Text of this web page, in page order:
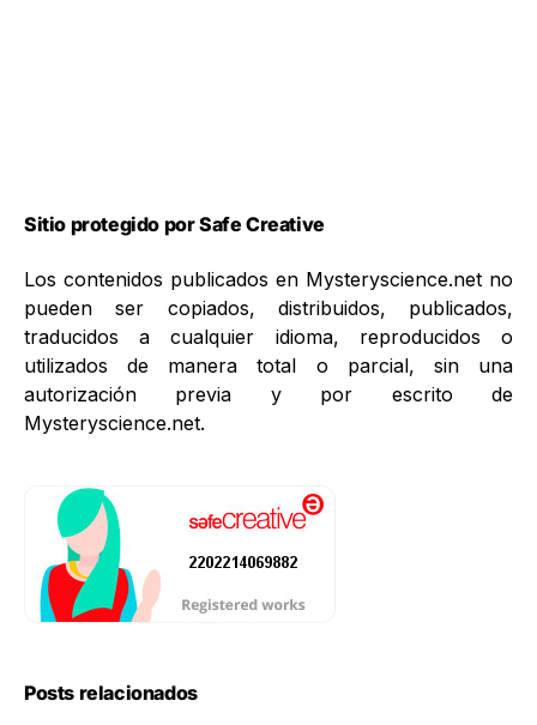
Sitio protegido por Safe Creative
Los contenidos publicados en Mysteryscience.net no
pueden ser copiados, distribuidos, publicados,
traducidos a cualquier idioma, reproducidos o
utilizados de manera total o parcial, sin una
autorización previa y por escrito de
Mysteryscience.net.
Posts relacionados